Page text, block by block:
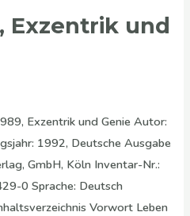
Exzentrik und
Exzentrik und Genie Autor:
1992, Deutsche Ausgabe
GmbH, Köln Inventar-Nr.:
0 Sprache: Deutsch
Vorwort Leben